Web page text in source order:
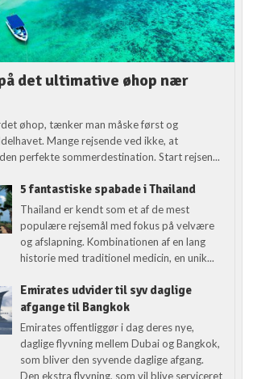
det ultimative øhop nær
øhop, tænker man måske først og
Mange rejsende ved ikke, at
perfekte sommerdestination. Start rejsen...
5 fantastiske spabade i Thailand
Thailand er kendt som et af de mest
populære rejsemål med fokus på velvære
og afslapning. Kombinationen af en lang
historie med traditionel medicin, en unik...
Emirates udvider til syv daglige
afgange til Bangkok
Emirates offentliggør i dag deres nye,
daglige flyvning mellem Dubai og Bangkok,
som bliver den syvende daglige afgang.
Den ekstra flyvning, som vil blive serviceret